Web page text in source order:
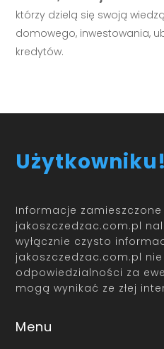
którzy dzielą się swoją
domowego, inwestowania,
kredytów.
Użytkowniku!
Informacje
jakoszczedzac.com.pl
wyłącznie czysto
jakoszczedzac.com.pl
odpowiedzialności za
mogą wynikać ze złej
Menu